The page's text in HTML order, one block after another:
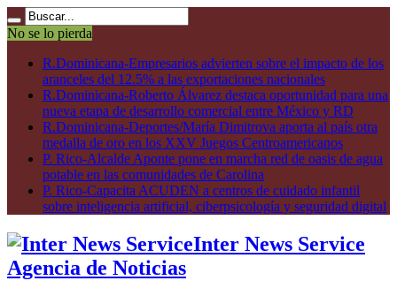
No se lo pierda
R.Dominicana-Empresarios advierten sobre el impacto de los
aranceles del 12.5% a las exportaciones nacionales
R.Dominicana-Roberto Álvarez destaca oportunidad para una
nueva etapa de desarrollo comercial entre México y RD
R.Dominicana-Deportes/María Dimitrova aporta al país otra
medalla de oro en los XXV Juegos Centroamericanos
P. Rico-Alcalde Aponte pone en marcha red de oasis de agua
potable en las comunidades de Carolina
P. Rico-Capacita ACUDEN a centros de cuidado infantil
sobre inteligencia artificial, ciberpsicología y seguridad digital
Inter News Service
Agencia de Noticias